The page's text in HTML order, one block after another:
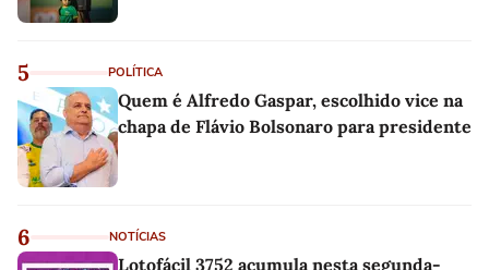
5 POLÍTICA
Quem é Alfredo Gaspar, escolhido vice na
chapa de Flávio Bolsonaro para presidente
6 NOTÍCIAS
Lotofácil 3752 acumula nesta segunda-